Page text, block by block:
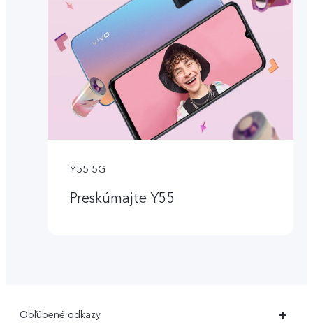
Y55 5G
Preskúmajte Y55
Obľúbené odkazy